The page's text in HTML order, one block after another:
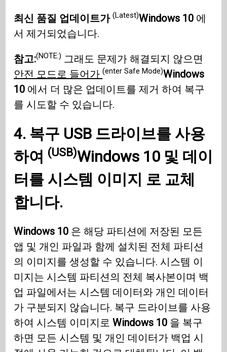
최신 품질 업데이트가(Latest)Windows 10 에
서 제거되었습니다.
참고:(NOTE:) 그래도 문제가 해결되지 않으면
안전 모드로 들어가(enter Safe Mode)Windows
10 에서 더 많은 업데이트를 제거 하여 복구
를 시도할 수 있습니다.
4. 복구 USB 드라이브를 사용
하여 (USB)Windows 10 및 데이
터를 시스템 이미지 로 교체
합니다.
Windows 10 은 해당 파티션에 저장된 모든
앱 및 개인 파일과 함께 설치된 전체 파티션
의 이미지를 생성할 수 있습니다. 시스템 이
미지는 시스템 파티션의 전체 복사본이며 백
업 파일에서는 시스템 데이터와 개인 데이터
가 구분되지 않습니다. 복구 드라이브를 사용
하여 시스템 이미지로Windows 10 을 복구
하면 모든 시스템 및 개인 데이터가 백업 시